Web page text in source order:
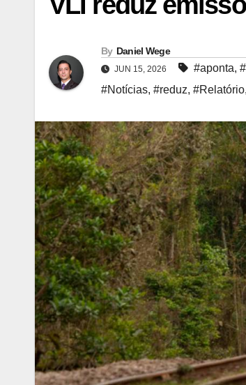
By Daniel Wege
JUN 15, 2026 #aponta,
#Notícias, #reduz, #Relatório,